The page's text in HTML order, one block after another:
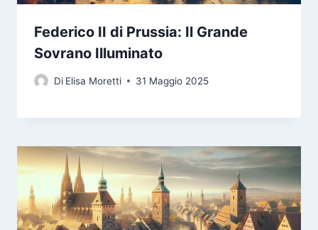
Federico II di Prussia: Il Grande
Sovrano Illuminato
Di Elisa Moretti 31 Maggio 2025